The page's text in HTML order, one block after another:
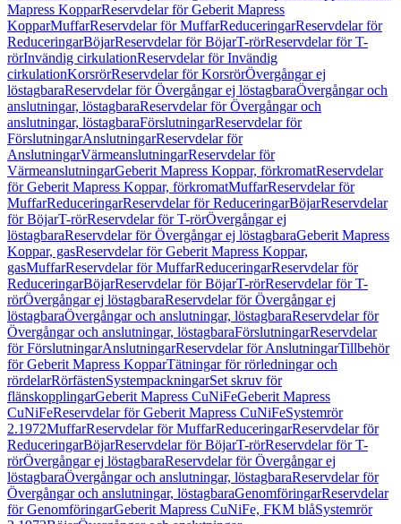
Mapress KopparReservdelar för Geberit Mapress
KopparMuffarReservdelar för MuffarReduceringarReservdelar för
ReduceringarBöjarReservdelar för BöjarT-rörReservdelar för T-
rörInvändig cirkulationReservdelar för Invändig
cirkulationKorsrörReservdelar för KorsrörÖvergångar ej
löstagbaraReservdelar för Övergångar ej löstagbaraÖvergångar och
anslutningar, löstagbaraReservdelar för Övergångar och
anslutningar, löstagbaraFörslutningarReservdelar för
FörslutningarAnslutningarReservdelar för
AnslutningarVärmeanslutningarReservdelar för
VärmeanslutningarGeberit Mapress Koppar, förkromatReservdelar
för Geberit Mapress Koppar, förkromatMuffarReservdelar för
MuffarReduceringarReservdelar för ReduceringarBöjarReservdelar
för BöjarT-rörReservdelar för T-rörÖvergångar ej
löstagbaraReservdelar för Övergångar ej löstagbaraGeberit Mapress
Koppar, gasReservdelar för Geberit Mapress Koppar,
gasMuffarReservdelar för MuffarReduceringarReservdelar för
ReduceringarBöjarReservdelar för BöjarT-rörReservdelar för T-
rörÖvergångar ej löstagbaraReservdelar för Övergångar ej
löstagbaraÖvergångar och anslutningar, löstagbaraReservdelar för
Övergångar och anslutningar, löstagbaraFörslutningarReservdelar
för FörslutningarAnslutningarReservdelar för AnslutningarTillbehör
för Geberit Mapress KopparTätningar för rörledningar och
rördelarRörfästenSystempackningarSet skruv för
flänskopplingarGeberit Mapress CuNiFeGeberit Mapress
CuNiFeReservdelar för Geberit Mapress CuNiFeSystemrör
2.1972MuffarReservdelar för MuffarReduceringarReservdelar för
ReduceringarBöjarReservdelar för BöjarT-rörReservdelar för T-
rörÖvergångar ej löstagbaraReservdelar för Övergångar ej
löstagbaraÖvergångar och anslutningar, löstagbaraReservdelar för
Övergångar och anslutningar, löstagbaraGenomföringarReservdelar
för GenomföringarGeberit Mapress CuNiFe, FKM blåSystemrör